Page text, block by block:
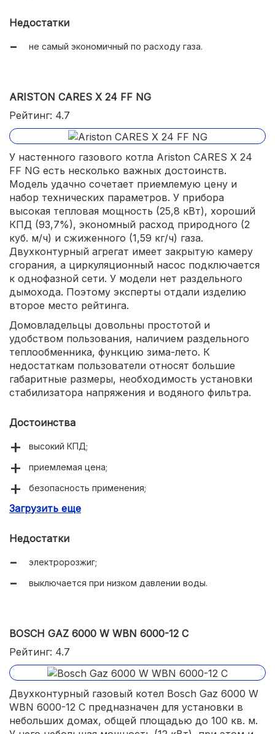
Недостатки
не самый экономичный по расходу газа.
ARISTON CARES X 24 FF NG
Рейтинг: 4.7
У настенного газового котла Ariston CARES X 24
FF NG есть несколько важных достоинств.
Модель удачно сочетает приемлемую цену и
набор технических параметров. У прибора
высокая тепловая мощность (25,8 кВт), хороший
КПД (93,7%), экономный расход природного (2
куб. м/ч) и сжиженного (1,59 кг/ч) газа.
Двухконтурный агрегат имеет закрытую камеру
сгорания, а циркуляционный насос подключается
к однофазной сети. У модели нет раздельного
дымохода. Поэтому эксперты отдали изделию
второе место рейтинга.
Домовладельцы довольны простотой и
удобством пользования, наличием раздельного
теплообменника, функцию зима-лето. К
недостаткам пользователи относят большие
габаритные размеры, необходимость установки
стабилизатора напряжения и водяного фильтра.
Достоинства
высокий КПД;
приемлемая цена;
безопасность применения;
экономичный расход газа;
Загрузить еще
Недостатки
электророзжиг;
выключается при низком давлении воды.
BOSCH GAZ 6000 W WBN 6000-12 C
Рейтинг: 4.7
Двухконтурный газовый котел Bosch Gaz 6000 W
WBN 6000-12 C предназначен для установки в
небольших домах, общей площадью до 100 кв. м.